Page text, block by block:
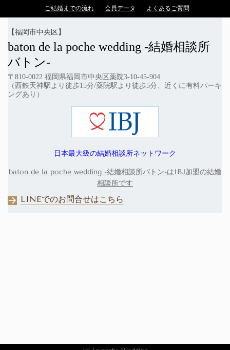
ご結婚までの流れ
会員データ よくあるご質問
【福岡市中央区】
baton de la poche wedding -結婚相談所
バトン-
〒810-0022 福岡県福岡市中央区薬院3-10-45-904
（西鉄天神駅より徒歩15分/薬院駅より徒歩5分、近くに有料パーキ
ングあり）
日本最大級の結婚相談所ネットワーク
baton de la poche wedding -結婚相談所バトン-はIBJ加盟の結婚
相談所です
LINEでのお問合せはこちら